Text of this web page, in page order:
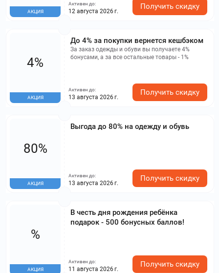
АКЦИЯ
Активен до:
12 августа 2026 г.
Получить скидку
До 4% за покупки вернется кешбэком
За заказ одежды и обуви вы получаете 4%
бонусами, а за все остальные товары - 1%
4%
АКЦИЯ
Активен до:
13 августа 2026 г.
Получить скидку
Выгода до 80% на одежду и обувь
80%
АКЦИЯ
Активен до:
13 августа 2026 г.
Получить скидку
В честь дня рождения ребёнка
подарок - 500 бонусных баллов!
%
АКЦИЯ
Активен до:
11 августа 2026 г.
Получить скидку